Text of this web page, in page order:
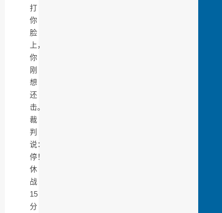
打
你
脸
上，
你
刚
想
还
击。
裁
判
说：
停！
休
战
15
分